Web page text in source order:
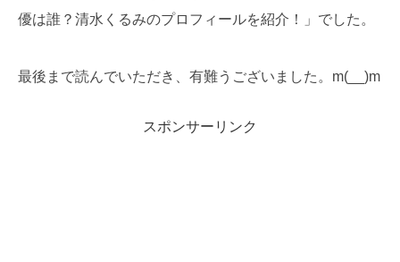
優は誰？清水くるみのプロフィールを紹介！」でした。
最後まで読んでいただき、有難うございました。m(__)m
スポンサーリンク